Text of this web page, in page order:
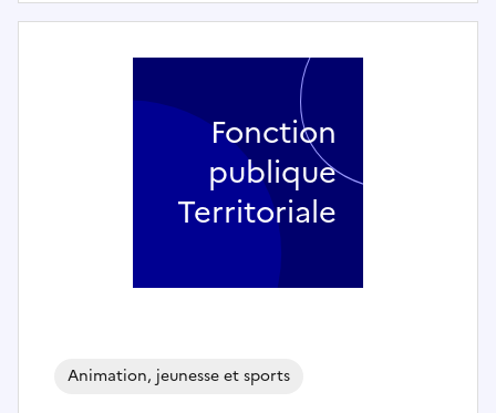
Animation, jeunesse et sports
Fonction
publique
Territoriale